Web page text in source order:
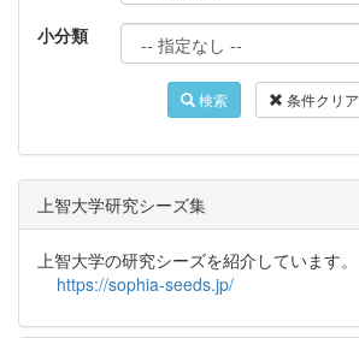
小分類
検索 条件クリア
上智大学研究シーズ集
上智大学の研究シーズを紹介しています。
https://sophia-seeds.jp/